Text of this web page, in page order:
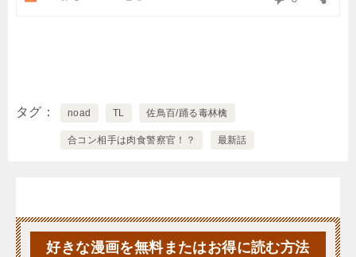
タグ noad TL 佐鳥百/踊る毒林檎
合コン相手は肉食警察官！？ 最新話
好きな漫画を無料またはお得に読む方法